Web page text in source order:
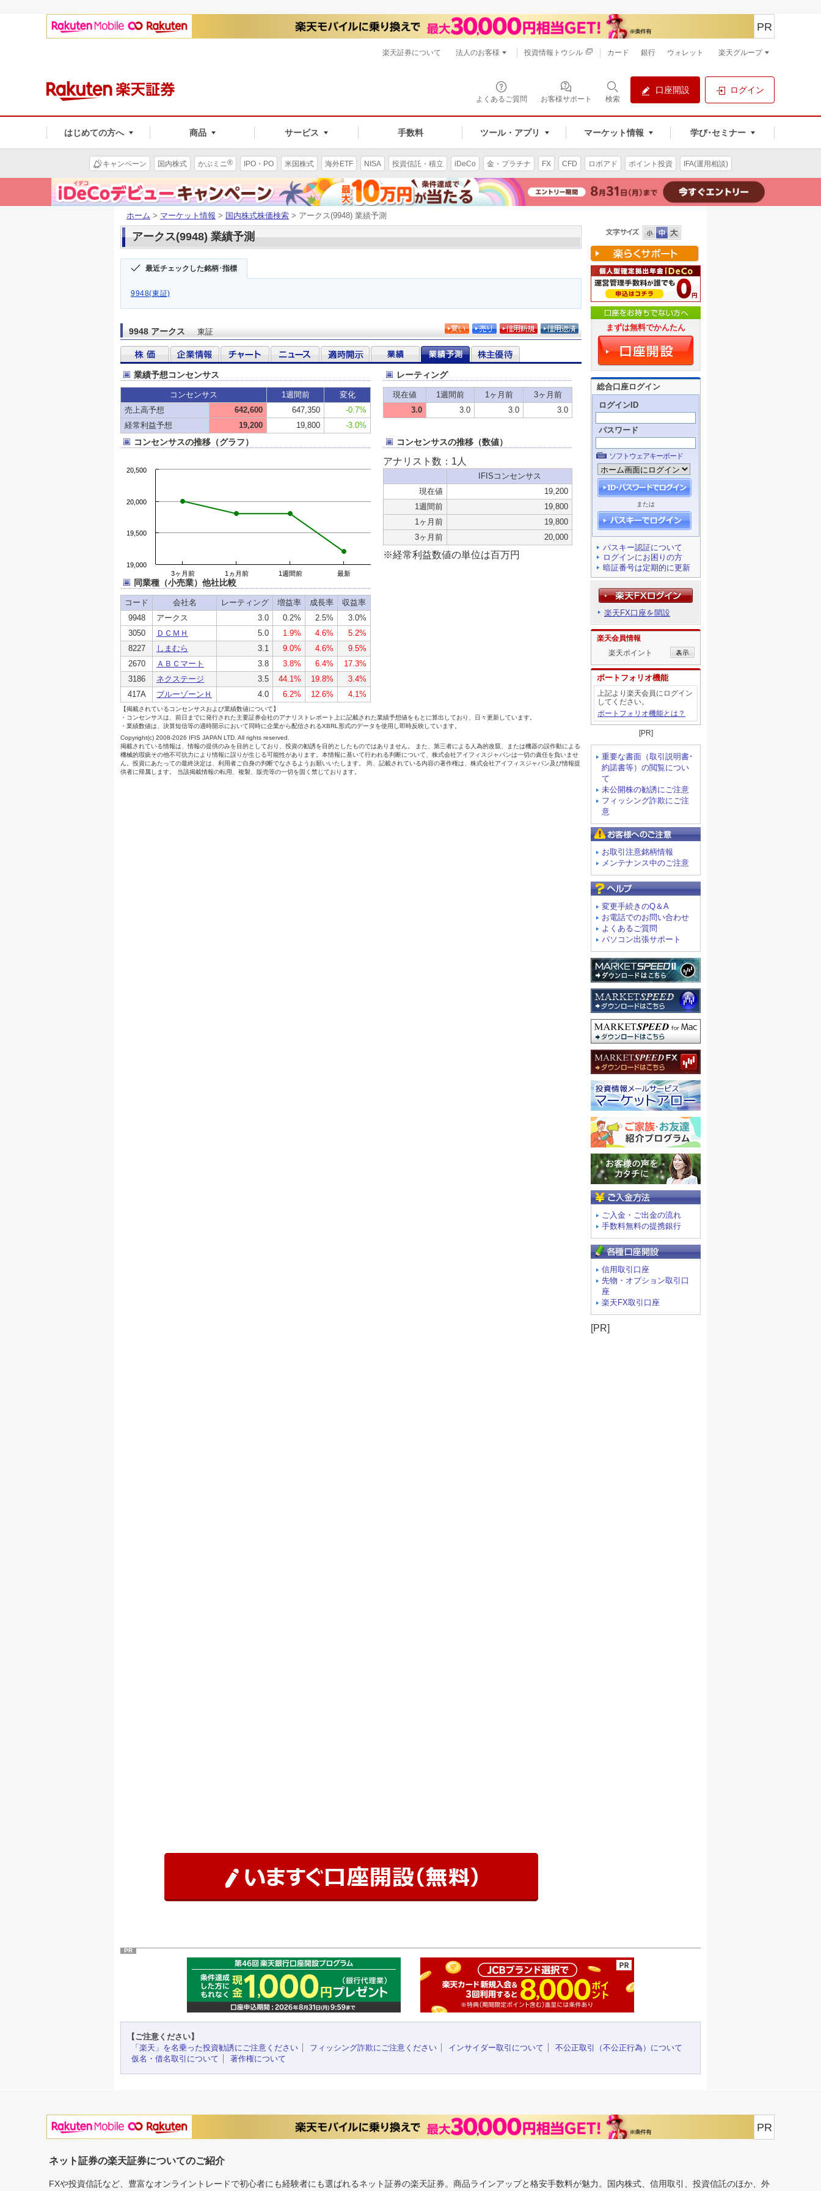
よくあるご質問 お客様サポート 検索
口座開設 ログイン
はじめての方へ 商品 サービス 手数料 ツール・アプリ マーケット情報 学び･セミナー
PR
楽天証券について 法人のお客様 投資情報トウシル カード 銀行 ウォレット 楽天グループ
キャンペーン 国内株式 かぶミニ® IPO・PO 米国株式 海外ETF NISA 投資信託・積立 iDeCo 金・プラチナ FX CFD ロボアド ポイント投資 IFA(運用相談)
ホーム > マーケット情報 > 国内株式株価検索 > アークス(9948) 業績予測
アークス(9948) 業績予測
最近チェックした銘柄･指標
9948(東証)
9948 アークス 東証 まずは無料でかんたん
総合口座ログイン
ログインID
パスワード
ソフトウェアキーボード
または
パスキー認証について
ログインにお困りの方
暗証番号は定期的に更新
楽天FX口座を開設
楽天会員情報
楽天ポイント
ポートフォリオ機能
上記より楽天会員にログイン
してください。
ポートフォリオ機能とは？
[PR]
重要な書面（取引説明書･
約諾書等）の閲覧につい
て
未公開株の勧誘にご注意
フィッシング詐欺にご注
意
お取引注意銘柄情報
メンテナンス中のご注意
変更手続きのQ＆A
お電話でのお問い合わせ
よくあるご質問
パソコン出張サポート
ご入金・ご出金の流れ
手数料無料の提携銀行
信用取引口座
先物・オプション取引口
座
楽天FX取引口座
[PR]
PR
【ご注意ください】
「楽天」を名乗った投資勧誘にご注意ください
フィッシング詐欺にご注意ください インサイダー取引について
不公正取引（不公正行為）について
仮名・借名取引について
著作権について
PR
ネット証券の楽天証券についてのご紹介
FXや投資信託など、豊富なオンライントレードで初心者にも経験者にも選ばれるネット証券の楽天証券。商品ラインアップと格安手数料が魅力。国内株式、信用取引、投資信託のほか、外